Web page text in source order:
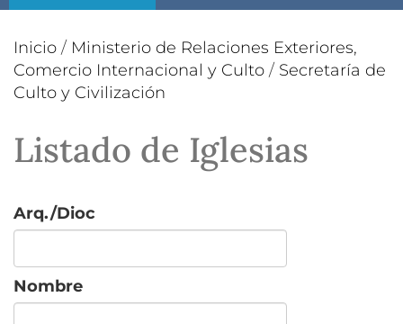
Inicio / Ministerio de Relaciones Exteriores,
Comercio Internacional y Culto / Secretaría de
Culto y Civilización
Listado de Iglesias
Arq./Dioc
Nombre